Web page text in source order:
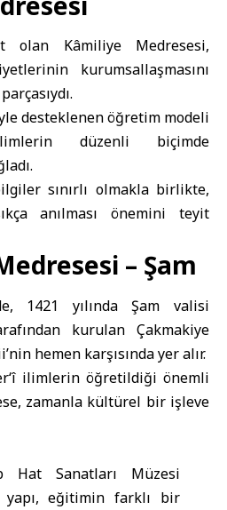
olan Kâmiliye Medresesi,
kurumsallaşmasını
desteklenen öğretim modeli
düzenli biçimde
sınırlı olmakla birlikte,
anılması önemini teyit
– Şam
1421 yılında Şam valisi
kurulan Çakmakiye
hemen karşısında yer alır.
ilimlerin öğretildiği önemli
zamanla kültürel bir işleve
Hat Sanatları Müzesi
yapı, eğitimin farklı bir